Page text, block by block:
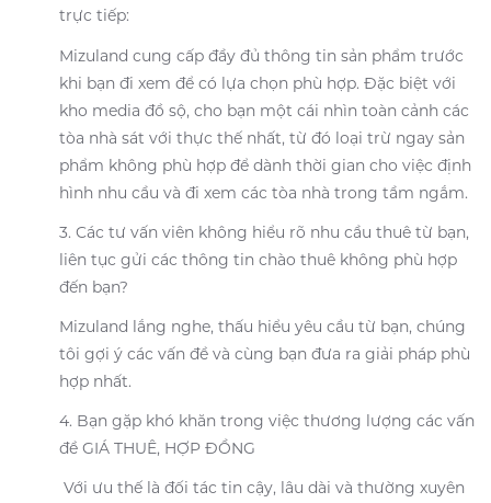
trực tiếp:
Mizuland cung cấp đầy đủ thông tin sản phẩm trước
khi bạn đi xem để có lựa chọn phù hợp. Đặc biệt với
kho media đồ sộ, cho bạn một cái nhìn toàn cảnh các
tòa nhà sát với thực thế nhất, từ đó loại trừ ngay sản
phẩm không phù hợp để dành thời gian cho việc định
hình nhu cầu và đi xem các tòa nhà trong tầm ngắm.
3. Các tư vấn viên không hiểu rõ nhu cầu thuê từ bạn,
liên tục gửi các thông tin chào thuê không phù hợp
đến bạn?
Mizuland lắng nghe, thấu hiểu yêu cầu từ bạn, chúng
tôi gợi ý các vấn đề và cùng bạn đưa ra giải pháp phù
hợp nhất.
4. Bạn gặp khó khăn trong việc thương lượng các vấn
đề GIÁ THUÊ, HỢP ĐỒNG
Với ưu thế là đối tác tin cậy, lâu dài và thường xuyên